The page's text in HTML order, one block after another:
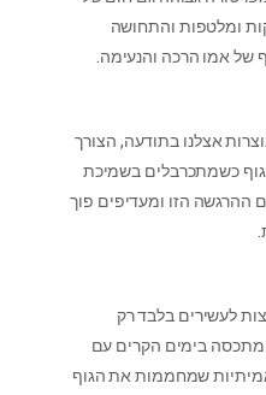
ומלטפות והתחושה
של אמו הרכה והנעימה.
אצלנו בתודעה, הצורך
כשמתכרבלים בשמיכת
ההרגשה הזו ומעדיפים פוך
לעשירים בלבד רק
בימים הקרים עם
שמחממות את הגוף